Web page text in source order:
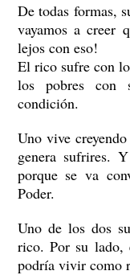
De todas formas,
vayamos a creer
lejos con eso!
El rico sufre con
los pobres con
condición.
Uno vive
genera sufrires.
porque se va
Poder.
Uno de los dos
rico. Por su lado,
podría vivir como